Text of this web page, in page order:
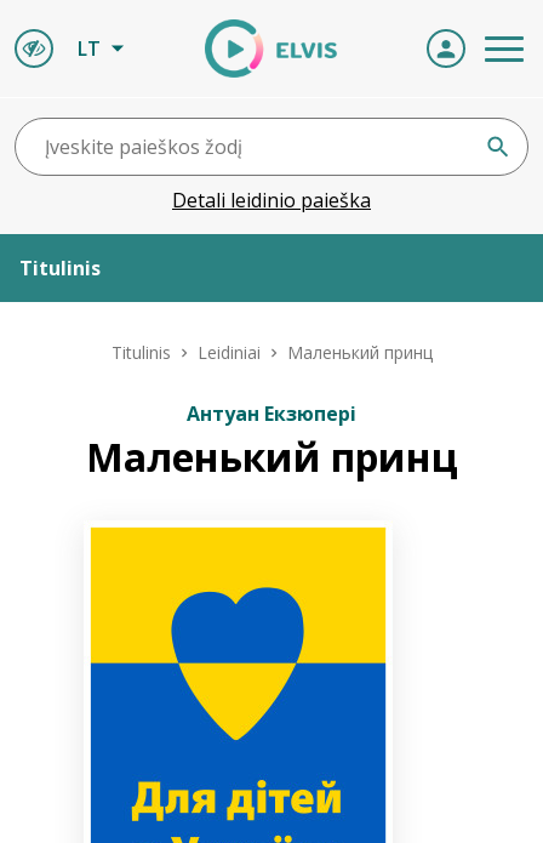
LT
Detali leidinio paieška
Titulinis
ELVIS atvyksta
Titulinis Leidiniai Маленький принц
Антуан Екзюпері
Маленький принц